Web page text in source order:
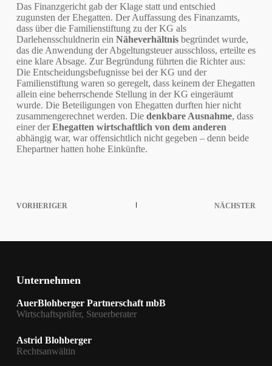
Das Finanzgericht gab der Klage statt und entschied
zugunsten der Ehegatten. Der Auffassung des Finanzamts,
dass über die Familienstiftung zu der KG als
Darlehensschuldnerin ein Näheverhältnisbegründet wurde,
das die Anwendung der Abgeltungsteuer ausschloss, erteilte es
eine klare Absage. Zur Begründung führten die Richter aus:
Die Entscheidungsbefugnisse bei der KG und der
Familienstiftung waren so geregelt, dass keinem der Ehegatten
allein eine beherrschende Stellung in der KG eingeräumt
wurde. Die Beteiligungen von Ehegatten durften hier nicht
zusammengerechnet werden. Die denkbare Ausnahme, dass
einer derEhegatten wirtschaftlich von dem anderen
abhängig war, war offensichtlich nicht gegeben – denn beide
Ehepartner hatten hohe Einkünfte.
VORHERIGER NÄCHSTER
Unternehmen
AuerBlohberger Partnerschaft mbB
Wirtschaftsprüfer, Steuerberater
Astrid Blohberger
Rechtsanwältin